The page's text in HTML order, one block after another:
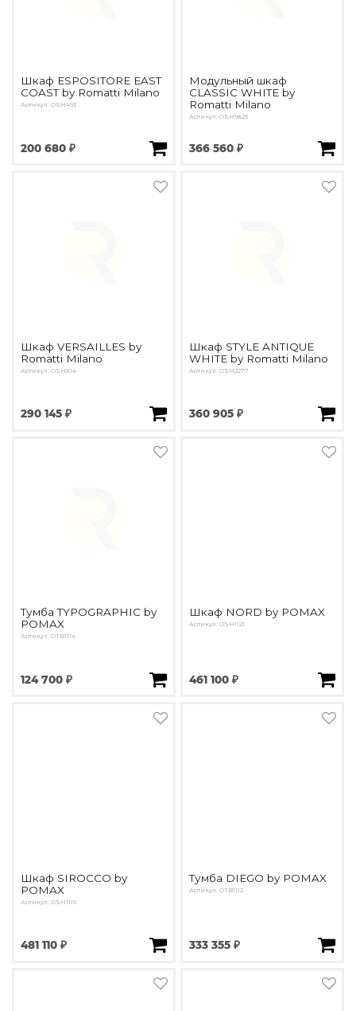
Шкаф ESPOSITORE EAST
COAST by Romatti Milano
Артикул: OSH493
200 680 ₽
Модульный шкаф
CLASSIC WHITE by
Romatti Milano
Артикул: OSH9823
366 560 ₽
Шкаф VERSAILLES by
Romatti Milano
Артикул: OSH814
290 145 ₽
Шкаф STYLE ANTIQUE
WHITE by Romatti Milano
Артикул: OSH2277
360 905 ₽
Тумба TYPOGRAPHIC by
POMAX
Артикул: OTB1114
124 700 ₽
Шкаф NORD by POMAX
Артикул: OSH1121
461 100 ₽
Шкаф SIROCCO by
POMAX
Артикул: OSH1119
481 110 ₽
Тумба DIEGO by POMAX
Артикул: OTB1112
333 355 ₽